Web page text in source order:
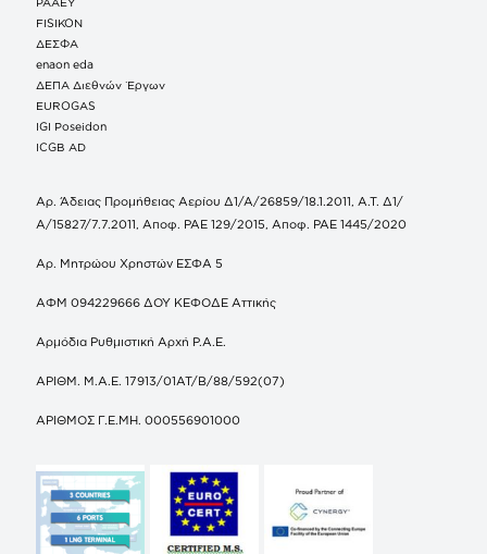
FISIKON
ΔΕΣΦΑ
enaon eda
ΔΕΠΑ Διεθνών Έργων
EUROGAS
IGI Poseidon
ICGB AD
Αρ. Άδειας Προμήθειας Αερίου Δ1/Α/26859/18.1.2011, Α.Τ. Δ1/
Α/15827/7.7.2011, Αποφ. ΡΑΕ 129/2015, Αποφ. ΡΑΕ 1445/2020
Αρ. Μητρώου Χρηστών ΕΣΦΑ 5
ΑΦΜ 094229666 ΔΟΥ ΚΕΦΟΔΕ Αττικής
Αρμόδια Ρυθμιστική Αρχή Ρ.Α.Ε.
ΑΡΙΘΜ. Μ.Α.Ε. 17913/01ΑΤ/Β/88/592(07)
ΑΡΙΘΜΟΣ Γ.Ε.ΜΗ. 000556901000